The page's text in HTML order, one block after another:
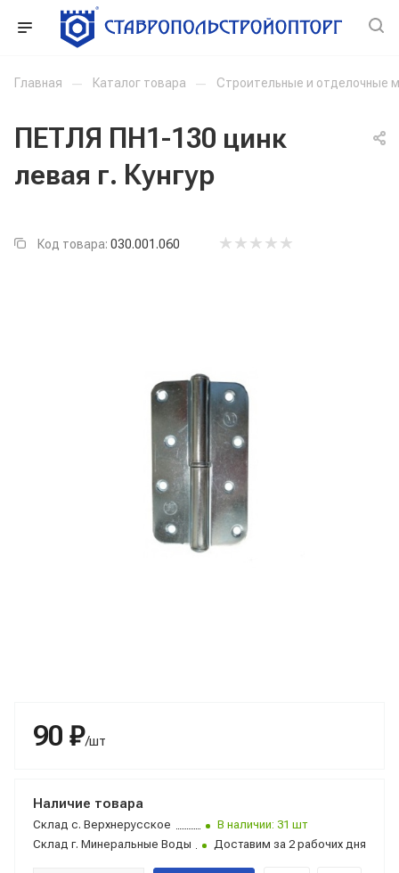
Главная — Каталог товара — Строительные и отделочные
ПЕТЛЯ ПН1-130 цинк
левая г. Кунгур
Код товара: 030.001.060
90 ₽/шт
Наличие товара
Склад с. Верхнерусское
В наличии: 31 шт
Склад г. Минеральные Воды Доставим за 2 рабочих дня